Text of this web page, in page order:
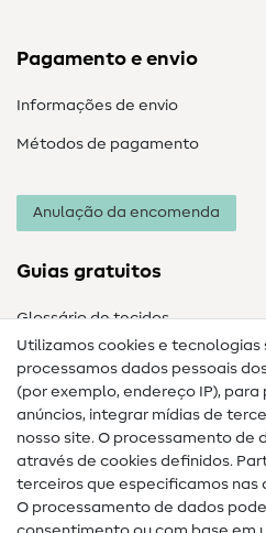
Pagamento e envio
Informações de envio
Métodos de pagamento
Anulação da encomenda
Guias gratuitos
Glossário de tecidos
Guias de costura
Ajuda e contacto
Contacto
Mudança de proprietário
Utilizamos cookies e tecnologias
processamos dados pessoais
(por exemplo, endereço IP),
anúncios, integrar mídias de
nosso site. O processamento de
através de cookies definidos.
terceiros que especificamos nas
O processamento de dados